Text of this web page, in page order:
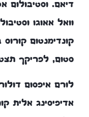
דיאם. וסטיבולום
וואל אאוגו
קונדימנטום
סטום, לפריקך
לורם איפסום
אדיפיסינג אלית